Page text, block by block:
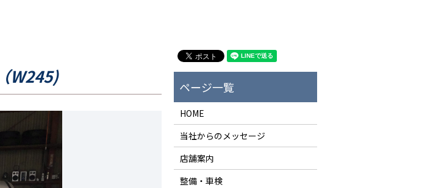
W245)
HOME
当社からのメッセージ
店舗案内
整備・車検